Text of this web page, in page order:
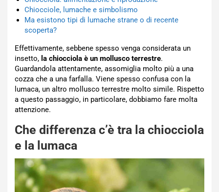
Chiocciole, lumache e simbolismo
Ma esistono tipi di lumache strane o di recente
scoperta?
Effettivamente, sebbene spesso venga considerata un
insetto, la chiocciola è un mollusco terrestre.
Guardandola attentamente, assomiglia molto più a una
cozza che a una farfalla. Viene spesso confusa con la
lumaca, un altro mollusco terrestre molto simile. Rispetto
a questo passaggio, in particolare, dobbiamo fare molta
attenzione.
Che differenza c’è tra la chiocciola
e la lumaca